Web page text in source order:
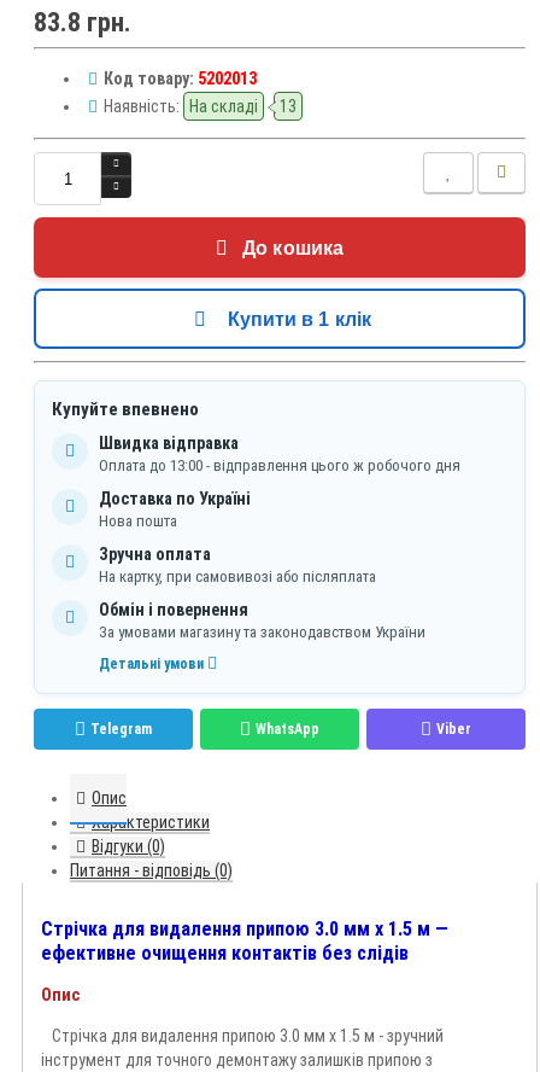
83.8 грн.
Код товару: 5202013
Наявність:
На складі 13
До кошика
Купити в 1 клік
Купуйте впевнено
Швидка відправка
Оплата до 13:00 - відправлення цього ж робочого дня
Доставка по Україні
Нова пошта
Зручна оплата
На картку, при самовивозі або післяплата
Обмін і повернення
За умовами магазину та законодавством України
Детальні умови
Telegram WhatsApp Viber
Опис
Характеристики
Відгуки (0)
Питання - відповідь (0)
Стрічка для видалення припою 3.0 мм x 1.5 м —
ефективне очищення контактів без слідів
Опис
Стрічка для видалення припою 3.0 мм x 1.5 м - зручний
інструмент для точного демонтажу залишків припою з